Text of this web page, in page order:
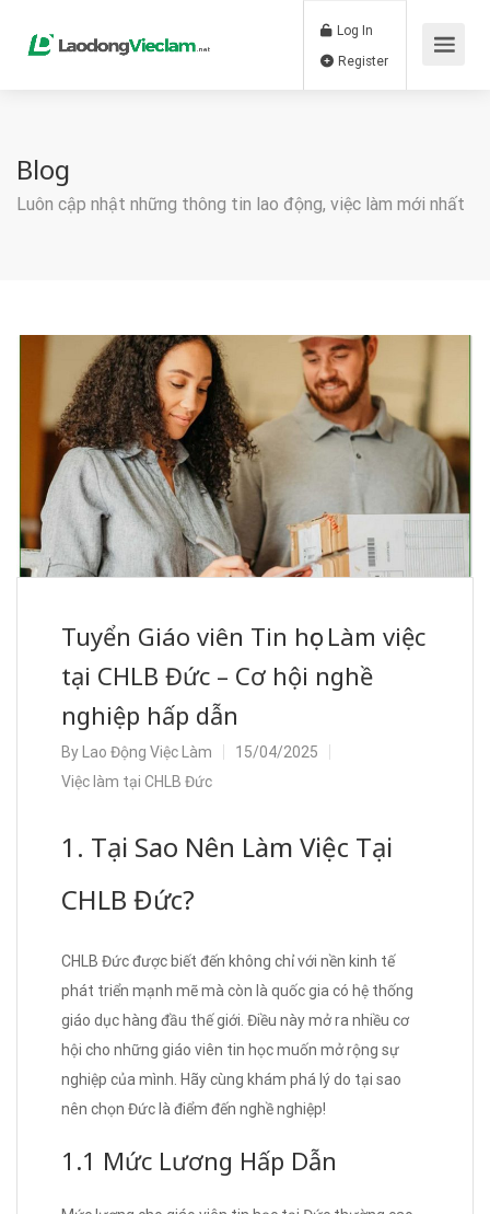
Log In
Blog
Luôn cập nhật những thông tin lao động, việc làm mới nhất
Tuyển Giáo viên Tin học Làm việc
tại CHLB Đức – Cơ hội nghề
nghiệp hấp dẫn
By Lao Động Việc Làm
15/04/2025
Việc làm tại CHLB Đức
1. Tại Sao Nên Làm Việc Tại
CHLB Đức?
CHLB Đức được biết đến không chỉ với nền kinh tế
phát triển mạnh mẽ mà còn là quốc gia có hệ thống
giáo dục hàng đầu thế giới. Điều này mở ra nhiều cơ
hội cho những giáo viên tin học muốn mở rộng sự
nghiệp của mình. Hãy cùng khám phá lý do tại sao
nên chọn Đức là điểm đến nghề nghiệp!
1.1 Mức Lương Hấp Dẫn